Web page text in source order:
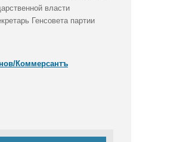
власти
Генсовета партии
Коммерсантъ